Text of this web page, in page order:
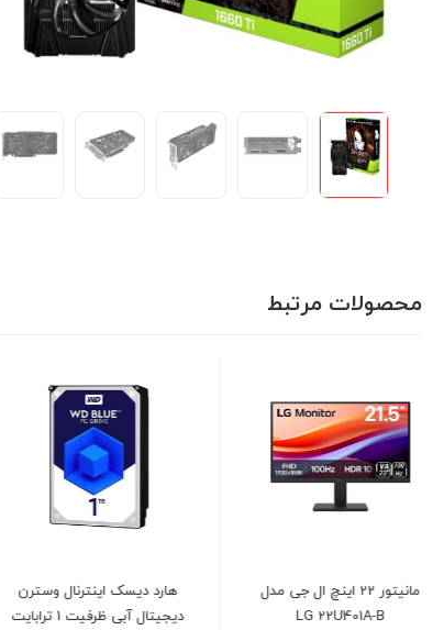
محصولات مرتبط
هارد دیسک اینترنال وسترن
خنک کننده مایع پردازنده لیان
لی Lian Li Galahad II Lite